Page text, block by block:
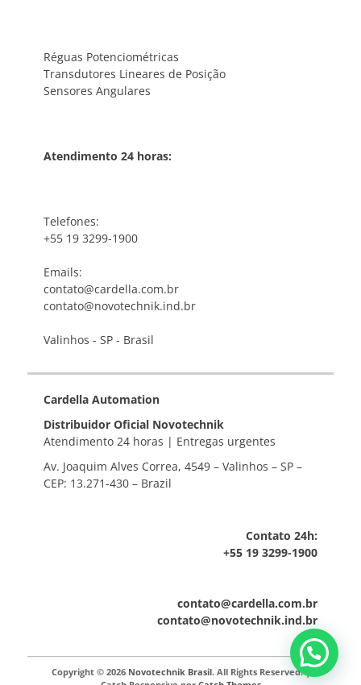
Réguas Potenciométricas
Transdutores Lineares de Posição
Sensores Angulares
Atendimento 24 horas:
Telefones:
+55 19 3299-1900
Emails:
contato@cardella.com.br
contato@novotechnik.ind.br
Valinhos - SP - Brasil
Cardella Automation
Distribuidor Oficial Novotechnik
Atendimento 24 horas | Entregas urgentes
Av. Joaquim Alves Correa, 4549 – Valinhos – SP –
CEP: 13.271-430 – Brazil
Contato 24h:
+55 19 3299-1900
contato@cardella.com.br
contato@novotechnik.ind.br
Copyright © 2026 Novotechnik Brasil. All Rights Reserved. |